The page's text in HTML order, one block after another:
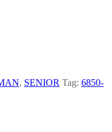
, SENIOR Tag: 6850-